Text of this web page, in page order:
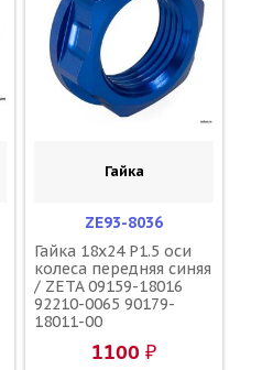
Гайка
ZE93-8036
Гайка 18x24 P1.5 оси
колеса передняя синяя
/ ZETA 09159-18016
92210-0065 90179-
18011-00
1100 ₽